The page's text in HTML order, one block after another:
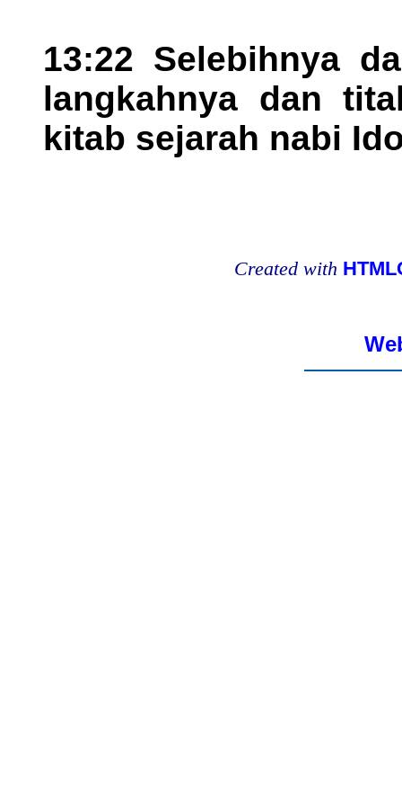
13:22 Selebihnya
langkahnya dan
kitab sejarah nabi
Created with